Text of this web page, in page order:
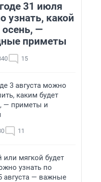
31 июля
узнать, какой
осень, —
приметы
15
3 августа можно
каким будет
— приметы и
11
или мягкой будет
узнать по
августа — важные